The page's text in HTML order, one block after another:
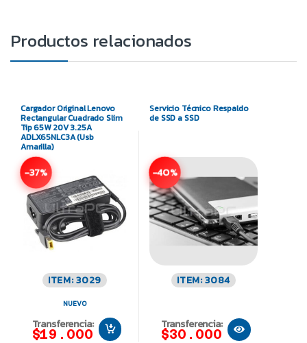
Productos relacionados
Cargador Original Lenovo
Rectangular Cuadrado Slim
Tip 65W 20V 3.25A
ADLX65NLC3A (Usb
Amarilla)
-37%
ITEM: 3029
NUEVO
Transferencia:
$19.000
Servicio Técnico Respaldo
de SSD a SSD
-40%
ITEM: 3084
Transferencia:
$30.000